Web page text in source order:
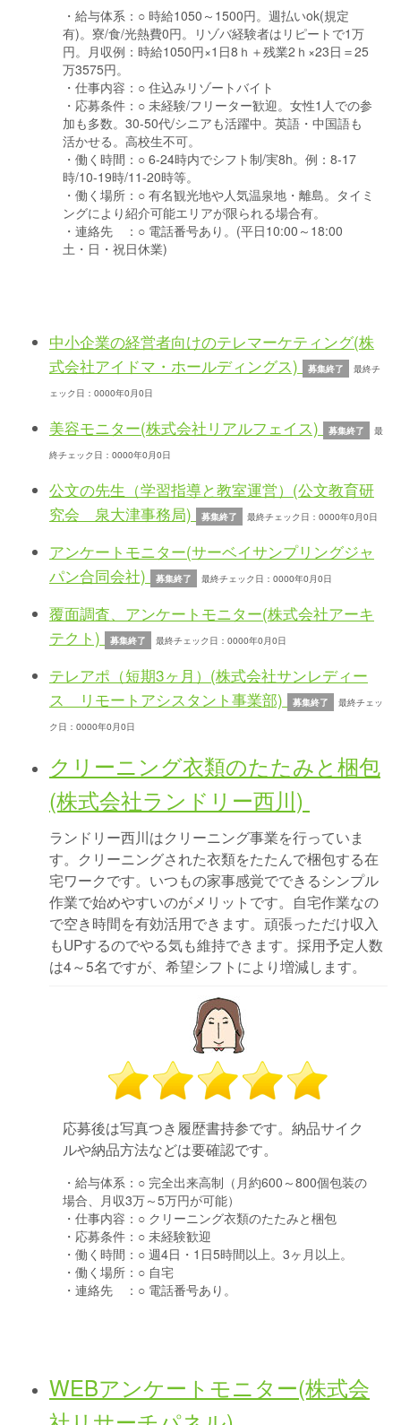
・給与体系： ○ 時給1050～1500円。週払いok(規定
有)。寮/食/光熱費0円。リゾバ経験者はリピートで1万
円。月収例：時給1050円×1日8ｈ＋残業2ｈ×23日＝25
万3575円。
・仕事内容： ○ 住込みリゾートバイト
・応募条件： ○ 未経験/フリーター歓迎。女性1人での参
加も多数。30-50代/シニアも活躍中。英語・中国語も
活かせる。高校生不可。
・働く時間： ○ 6-24時内でシフト制/実8h。例：8-17
時/10-19時/11-20時等。
・働く場所： ○ 有名観光地や人気温泉地・離島。タイミ
ングにより紹介可能エリアが限られる場合有。
・連絡先 ： ○ 電話番号あり。(平日10:00～18:00
土・日・祝日休業)
中小企業の経営者向けのテレマーケティング(株
式会社アイドマ・ホールディングス)
募集終了
最終チ
ェック日：0000年0月0日
美容モニター(株式会社リアルフェイス) 募集終了
最
終チェック日：0000年0月0日
公文の先生（学習指導と教室運営）(公文教育研
究会 泉大津事務局)
募集終了 最終チェック日：0000年0月0日
アンケートモニター(サーベイサンプリングジャ
パン合同会社)
募集終了 最終チェック日：0000年0月0日
覆面調査、アンケートモニター(株式会社アーキ
テクト)
募集終了 最終チェック日：0000年0月0日
テレアポ（短期3ヶ月）(株式会社サンレディー
ス リモートアシスタント事業部)
募集終了
最終チェッ
ク日：0000年0月0日
クリーニング衣類のたたみと梱包
(株式会社ランドリー西川)
ランドリー西川はクリーニング事業を行っていま
す。クリーニングされた衣類をたたんで梱包する在
宅ワークです。いつもの家事感覚でできるシンプル
作業で始めやすいのがメリットです。自宅作業なの
で空き時間を有効活用できます。頑張っただけ収入
もUPするのでやる気も維持できます。採用予定人数
は4～5名ですが、希望シフトにより増減します。
応募後は写真つき履歴書持参です。納品サイク
ルや納品方法などは要確認です。
・給与体系： ○ 完全出来高制（月約600～800個包装の
場合、月収3万～5万円が可能）
・仕事内容： ○ クリーニング衣類のたたみと梱包
・応募条件： ○ 未経験歓迎
・働く時間： ○ 週4日・1日5時間以上。3ヶ月以上。
・働く場所： ○ 自宅
・連絡先 ： ○ 電話番号あり。
WEBアンケートモニター(株式会